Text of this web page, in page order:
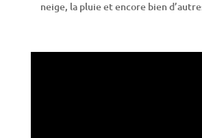
neige, la pluie et encore bien